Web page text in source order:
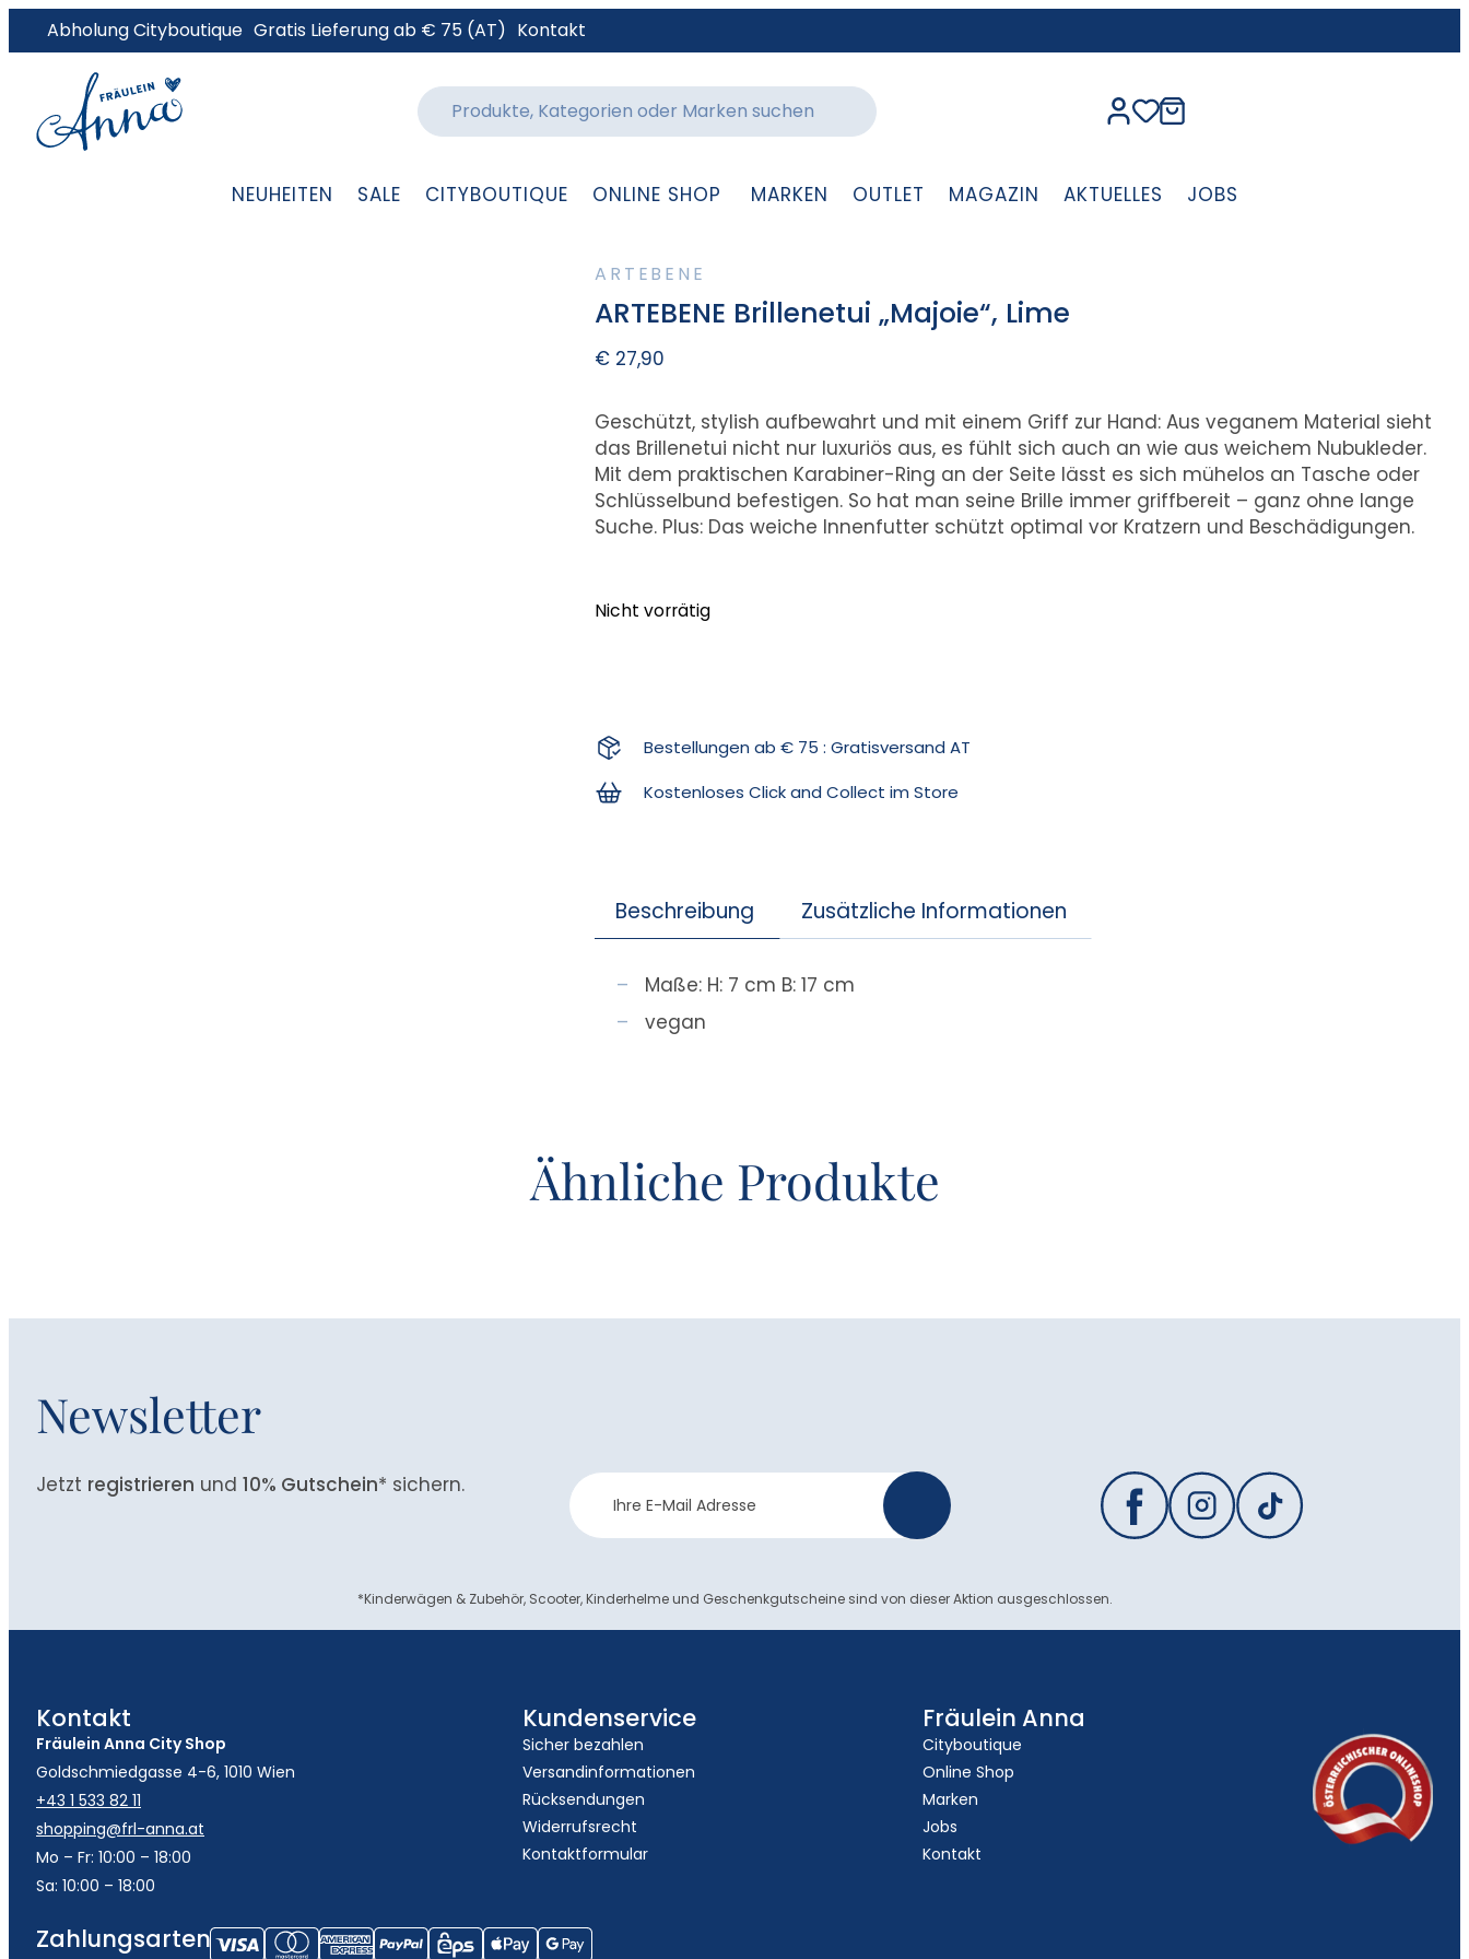
Abholung Cityboutique Gratis Lieferung ab € 75 (AT) Kontakt
NEUHEITEN SALE CITYBOUTIQUE ONLINE SHOP MARKEN OUTLET MAGAZIN AKTUELLES JOBS
ARTEBENE
ARTEBENE Brillenetui „Majoie“, Lime
€ 27,90
Geschützt, stylish aufbewahrt und mit einem Griff zur Hand: Aus veganem Material sieht
das Brillenetui nicht nur luxuriös aus, es fühlt sich auch an wie aus weichem Nubukleder.
Mit dem praktischen Karabiner-Ring an der Seite lässt es sich mühelos an Tasche oder
Schlüsselbund befestigen. So hat man seine Brille immer griffbereit – ganz ohne lange
Suche. Plus: Das weiche Innenfutter schützt optimal vor Kratzern und Beschädigungen.
Nicht vorrätig
Bestellungen ab € 75 : Gratisversand AT
Kostenloses Click and Collect im Store
Beschreibung Zusätzliche Informationen
Maße: H: 7 cm B: 17 cm
vegan
Ähnliche Produkte
Newsletter
Jetzt registrieren und 10% Gutschein* sichern.
Newsletter
Anmeldung
*Kinderwägen & Zubehör, Scooter, Kinderhelme und Geschenkgutscheine sind von dieser Aktion ausgeschlossen.
Kontakt
Fräulein Anna City Shop
Goldschmiedgasse 4-6, 1010 Wien
+43 1 533 82 11
shopping@frl-anna.at
Mo – Fr: 10:00 – 18:00
Sa: 10:00 – 18:00
Kundenservice
Sicher bezahlen
Versandinformationen
Rücksendungen
Widerrufsrecht
Kontaktformular
Fräulein Anna
Cityboutique
Online Shop
Marken
Jobs
Kontakt
Zahlungsarten